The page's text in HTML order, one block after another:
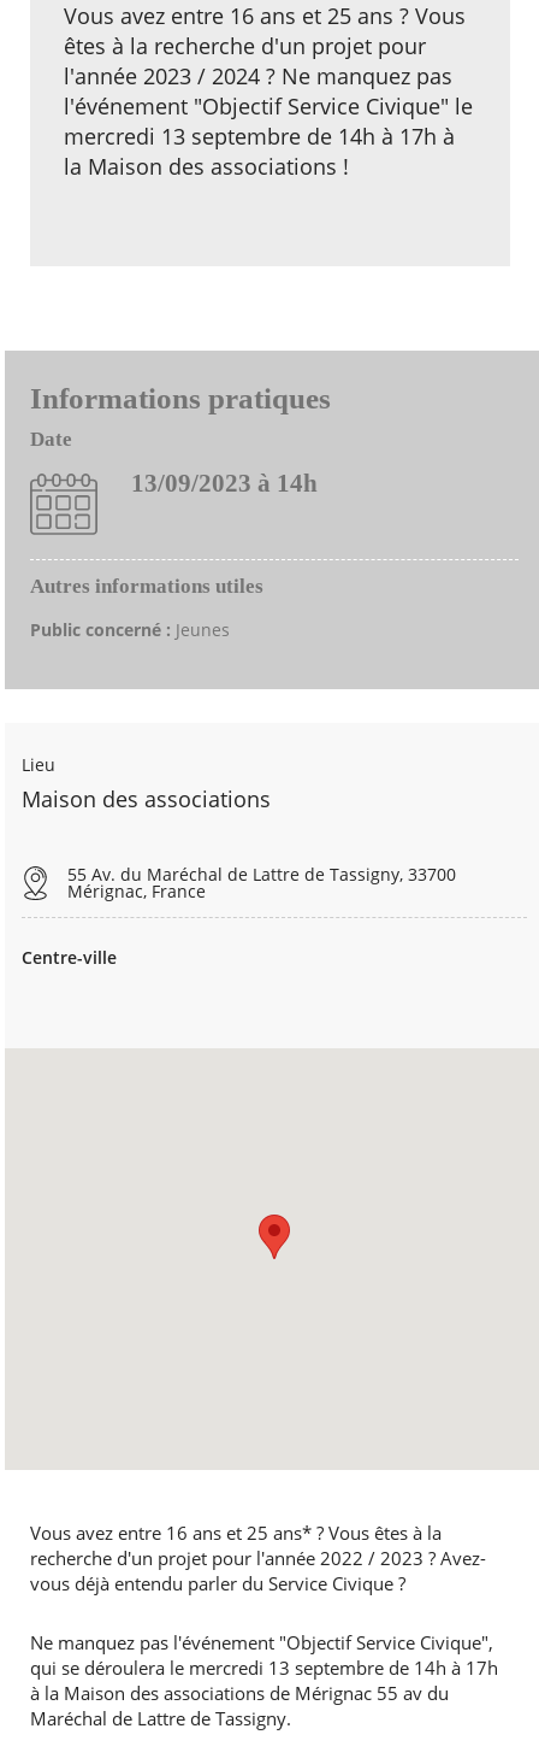
Vous avez entre 16 ans et 25 ans ? Vous
êtes à la recherche d'un projet pour
l'année 2023 / 2024 ? Ne manquez pas
l'événement "Objectif Service Civique" le
mercredi 13 septembre de 14h à 17h à
la Maison des associations !
Informations pratiques
Date
13/09/2023 à 14h
Autres informations utiles
Public concerné : Jeunes
Lieu
Maison des associations
55 Av. du Maréchal de Lattre de Tassigny, 33700
Mérignac, France
Centre-ville
Vous avez entre 16 ans et 25 ans* ? Vous êtes à la
recherche d'un projet pour l'année 2022 / 2023 ? Avez-
vous déjà entendu parler du Service Civique ?
Ne manquez pas l'événement "Objectif Service Civique",
qui se déroulera le mercredi 13 septembre de 14h à 17h
à la Maison des associations de Mérignac 55 av du
Maréchal de Lattre de Tassigny.